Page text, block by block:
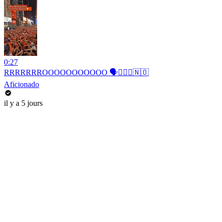
0:27
RRRRRRROOOOOOOOOOO 🗣️🚣🏻‍♂️🇳🇴
Aficionado
il y a 5 jours